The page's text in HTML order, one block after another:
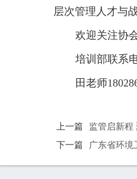
层次管理人才与
欢迎关注协
培训部联系
田老师
上一篇 监管启新
下一篇
广东省环